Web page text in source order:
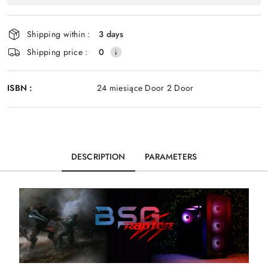
and
delivery
Shipping within :
3 days
Shipping price :
0
ISBN : 24 miesiące Door 2 Door
DESCRIPTION PARAMETERS